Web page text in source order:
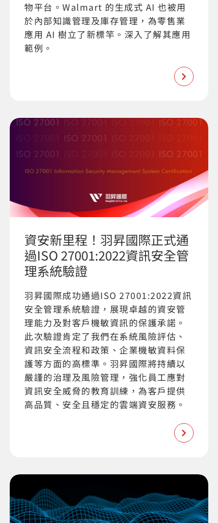
物平台。Walmart 的生成式 AI 也被用
於內部知識管理及庫存管理，為零售業
應用 AI 樹立了新標竿。深入了解其應用
範例。
資安新里程！羽昇國際正式通
過ISO 27001:2022資訊安全管
理系統驗證
羽昇國際成功通過ISO 27001:2022資訊
安全管理系統驗證，展現卓越的資安管
理能力及對客戶機敏資訊的保護承諾。
此次驗證肯定了我們在系統風險評估、
資訊安全流程和政策、企業機敏資料保
護等方面的高標準。羽昇國際將持續以
嚴謹的治理及風險管理，強化員工應對
資訊安全威脅的教育訓練，為客戶提供
高品質、安全且穩定的雲端資安服務。